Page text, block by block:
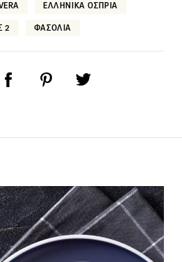
ΕΛΛΗΝΙΚΑ ΟΣΠΡΙΑ
2 ΦΑΣΟΛΙΑ